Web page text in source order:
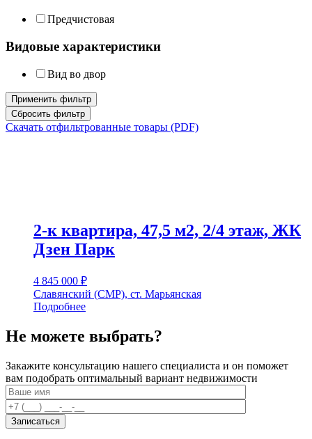
Предчистовая
Видовые характеристики
Вид во двор
Применить фильтр
Сбросить фильтр
Скачать отфильтрованные товары (PDF)
2-к квартира, 47,5 м2, 2/4 этаж, ЖК
Дзен Парк
4 845 000 ₽
Славянский (СМР), ст. Марьянская
Подробнее
Не можете выбрать?
Закажите консультацию нашего специалиста и он поможет
вам подобрать оптимальный вариант недвижимости